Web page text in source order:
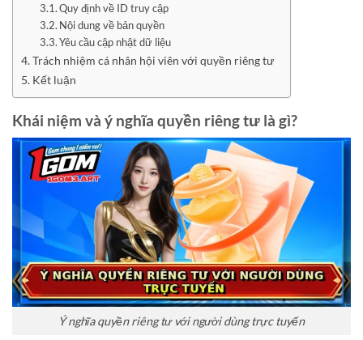
Quy định về ID truy cập
Nội dung về bản quyền
Yêu cầu cập nhật dữ liệu
Trách nhiệm cá nhân hội viên với quyền riêng tư
Kết luận
Khái niệm và ý nghĩa quyền riêng tư là gì?
Ý nghĩa quyền riêng tư với người dùng trực tuyến